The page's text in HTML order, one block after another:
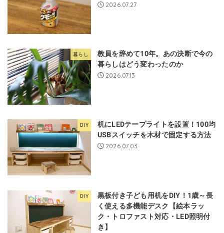
2026.07.27
暮らし
教員を辞めて10年。あの決断で今の
暮らしはどう変わったのか
2026.07.13
DIY
机にLEDテープライトを設置！100均
USBスイッチを木材で固定する方法
2026.07.03
DIY
黒板付き子ども用机をDIY！1歳～長
く使える多機能デスク【絵本ラッ
ク・トロファスト対応・LED照明付
き】